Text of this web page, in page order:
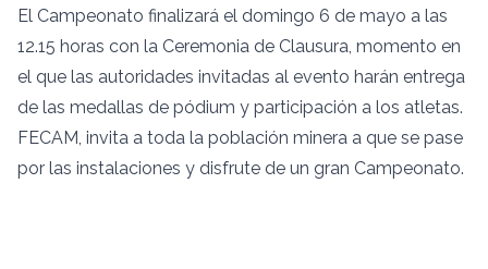
El Campeonato finalizará el domingo 6 de mayo a las
12.15 horas con la Ceremonia de Clausura, momento en
el que las autoridades invitadas al evento harán entrega
de las medallas de pódium y participación a los atletas.
FECAM, invita a toda la población minera a que se pase
por las instalaciones y disfrute de un gran Campeonato.